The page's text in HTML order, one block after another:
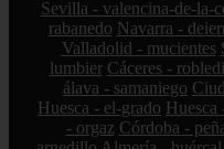
Sevilla - valencina-de-la-
rabanedo Navarra -
Valladolid - mucientes
lumbier Cáceres -
álava - samaniego
Huesca - el-grado Huesca
- orgaz Córdoba -